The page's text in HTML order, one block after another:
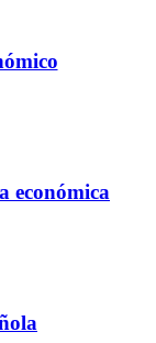
económica